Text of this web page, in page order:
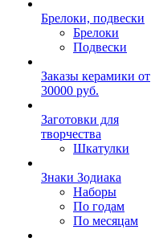
Брелоки, подвески
Брелоки
Подвески
Заказы керамики от
30000 руб.
Заготовки для
творчества
Шкатулки
Знаки Зодиака
Наборы
По годам
По месяцам